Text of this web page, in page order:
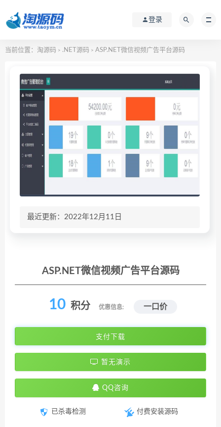
登录
当前位置： 淘源码 > .NET源码 > ASP.NET微信视频广告平台源码
最近更新：2022年12月11日
ASP.NET微信视频广告平台源码
10 积分 优惠信息: 一口价
支付下载
暂无演示
QQ咨询
已杀毒检测 付费安装源码